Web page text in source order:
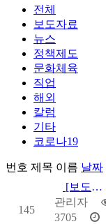
전체
보도자료
뉴스
정책제도
문화체육
직업
해외
칼럼
기타
코로나19
번호 제목 이름 날짜
145
[보도자료] 장애인직업능력개발사업 발전을 위한 소통과 공감
관리자
3705